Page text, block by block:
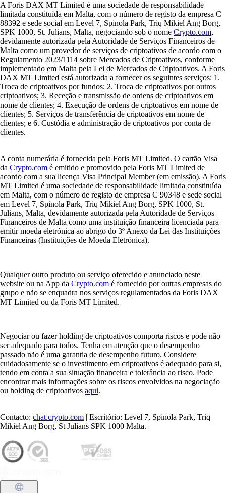
A Foris DAX MT Limited é uma sociedade de responsabilidade
limitada constituída em Malta, com o número de registo da empresa C
88392 e sede social em Level 7, Spinola Park, Triq Mikiel Ang Borg,
SPK 1000, St. Julians, Malta, negociando sob o nome Crypto.com,
devidamente autorizada pela Autoridade de Serviços Financeiros de
Malta como um provedor de serviços de criptoativos de acordo com o
Regulamento 2023/1114 sobre Mercados de Criptoativos, conforme
implementado em Malta pela Lei de Mercados de Criptoativos. A Foris
DAX MT Limited está autorizada a fornecer os seguintes serviços: 1.
Troca de criptoativos por fundos; 2. Troca de criptoativos por outros
criptoativos; 3. Receção e transmissão de ordens de criptoativos em
nome de clientes; 4. Execução de ordens de criptoativos em nome de
clientes; 5. Serviços de transferência de criptoativos em nome de
clientes; e 6. Custódia e administração de criptoativos por conta de
clientes.
A conta numerária é fornecida pela Foris MT Limited. O cartão Visa
da Crypto.com é emitido e promovido pela Foris MT Limited de
acordo com a sua licença Visa Principal Member (em emissão). A Foris
MT Limited é uma sociedade de responsabilidade limitada constituída
em Malta, com o número de registo de empresa C 90348 e sede social
em Level 7, Spinola Park, Triq Mikiel Ang Borg, SPK 1000, St.
Julians, Malta, devidamente autorizada pela Autoridade de Serviços
Financeiros de Malta como uma instituição financeira licenciada para
emitir moeda eletrónica ao abrigo do 3º Anexo da Lei das Instituições
Financeiras (Instituições de Moeda Eletrónica).
Qualquer outro produto ou serviço oferecido e anunciado neste
website ou na App da Crypto.com é fornecido por outras empresas do
grupo e não se enquadra nos serviços regulamentados da Foris DAX
MT Limited ou da Foris MT Limited.
Negociar ou fazer holding de criptoativos comporta riscos e pode não
ser adequado para todos. Tenha em atenção que o desempenho
passado não é uma garantia de desempenho futuro. Considere
cuidadosamente se o investimento em criptoativos é adequado para si,
tendo em conta a sua situação financeira e tolerância ao risco. Pode
encontrar mais informações sobre os riscos envolvidos na negociação
ou holding de criptoativos aqui.
Contacto: chat.crypto.com | Escritório: Level 7, Spinola Park, Triq
Mikiel Ang Borg, St Julians SPK 1000 Malta.